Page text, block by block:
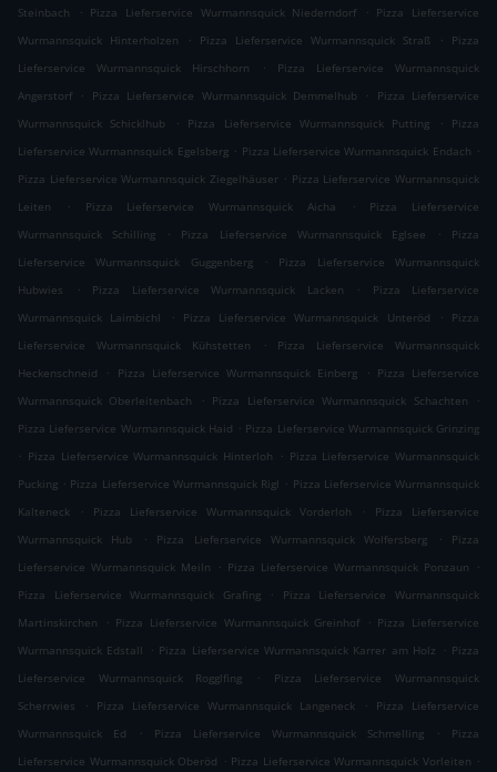
Steinbach . Pizza Lieferservice Wurmannsquick Niederndorf . Pizza Lieferservice
Wurmannsquick Hinterholzen
. Pizza Lieferservice Wurmannsquick Straß .
Pizza
Lieferservice Wurmannsquick Hirschhorn
.
Pizza Lieferservice Wurmannsquick
Angerstorf
. Pizza Lieferservice Wurmannsquick Demmelhub .
Pizza Lieferservice
Wurmannsquick Schicklhub
. Pizza Lieferservice Wurmannsquick Putting .
Pizza
Lieferservice Wurmannsquick Egelsberg . Pizza Lieferservice Wurmannsquick Endach .
Pizza Lieferservice Wurmannsquick Ziegelhäuser . Pizza Lieferservice Wurmannsquick
Leiten
. Pizza Lieferservice Wurmannsquick Aicha .
Pizza Lieferservice
Wurmannsquick Schilling
. Pizza Lieferservice Wurmannsquick Eglsee .
Pizza
Lieferservice Wurmannsquick Guggenberg
.
Pizza Lieferservice Wurmannsquick
Hubwies
. Pizza Lieferservice Wurmannsquick Lacken .
Pizza Lieferservice
Wurmannsquick Laimbichl
. Pizza Lieferservice Wurmannsquick Unteröd .
Pizza
Lieferservice Wurmannsquick Kühstetten
.
Pizza Lieferservice Wurmannsquick
Heckenschneid
. Pizza Lieferservice Wurmannsquick Einberg . Pizza Lieferservice
Wurmannsquick Oberleitenbach
. Pizza Lieferservice Wurmannsquick Schachten
.
Pizza Lieferservice Wurmannsquick Haid . Pizza Lieferservice Wurmannsquick Grinzing
. Pizza Lieferservice Wurmannsquick Hinterloh . Pizza Lieferservice Wurmannsquick
Pucking . Pizza Lieferservice Wurmannsquick Rigl . Pizza Lieferservice Wurmannsquick
Kalteneck
. Pizza Lieferservice Wurmannsquick Vorderloh .
Pizza Lieferservice
Wurmannsquick Hub
. Pizza Lieferservice Wurmannsquick Wolfersberg .
Pizza
Lieferservice Wurmannsquick Meiln
. Pizza Lieferservice Wurmannsquick Ponzaun
.
Pizza Lieferservice Wurmannsquick Grafing
.
Pizza Lieferservice Wurmannsquick
Martinskirchen
. Pizza Lieferservice Wurmannsquick Greinhof . Pizza Lieferservice
Wurmannsquick Edstall
. Pizza Lieferservice Wurmannsquick Karrer am Holz . Pizza
Lieferservice Wurmannsquick Rogglfing
.
Pizza Lieferservice Wurmannsquick
Scherrwies
. Pizza Lieferservice Wurmannsquick Langeneck .
Pizza Lieferservice
Wurmannsquick Ed
. Pizza Lieferservice Wurmannsquick Schmelling .
Pizza
Lieferservice Wurmannsquick Oberöd . Pizza Lieferservice Wurmannsquick Vorleiten .